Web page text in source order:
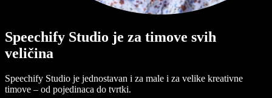
Speechify Studio je za timove svih
veličina
Speechify Studio je jednostavan i za male i za velike kreativne
timove – od pojedinaca do tvrtki.